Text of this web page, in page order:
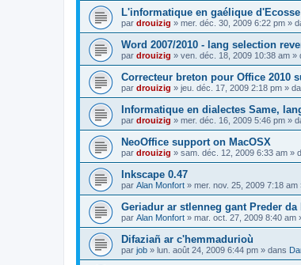
L'informatique en gaélique d'Ecosse
par drouizig » mer. déc. 30, 2009 6:22 pm »
Word 2007/2010 - lang selection
par drouizig » ven. déc. 18, 2009 10:38 am »
Correcteur breton pour Office 2010
par drouizig » jeu. déc. 17, 2009 2:18 pm »
Informatique en dialectes Same,
par drouizig » mer. déc. 16, 2009 5:46 pm »
NeoOffice support on MacOSX
par drouizig » sam. déc. 12, 2009 6:33 am »
Inkscape 0.47
par Alan Monfort » mer. nov. 25, 2009 7:18 am
Geriadur ar stlenneg gant Preder da
par Alan Monfort » mar. oct. 27, 2009 8:40 am
Difaziañ ar c'hemmadurioù
par job » lun. août 24, 2009 6:44 pm » dans